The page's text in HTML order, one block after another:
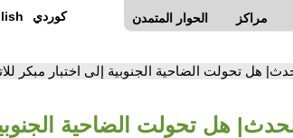
الحوار المتمدن مراكز كوردي
هل تحولت الضاحية الجنوبية إلى اختبار مبكر
هل تحولت الضاحية